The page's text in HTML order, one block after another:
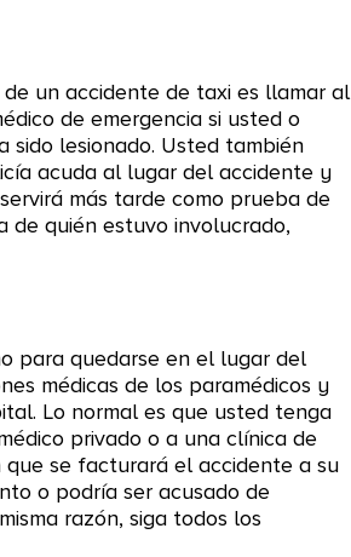
un accidente de taxi es llamar al
de emergencia si usted o
sido lesionado. Usted también
acuda al lugar del accidente y
más tarde como prueba de
de quién estuvo involucrado,
para quedarse en el lugar del
médicas de los paramédicos y
Lo normal es que usted tenga
privado o a una clínica de
se facturará el accidente a su
o podría ser acusado de
razón, siga todos los